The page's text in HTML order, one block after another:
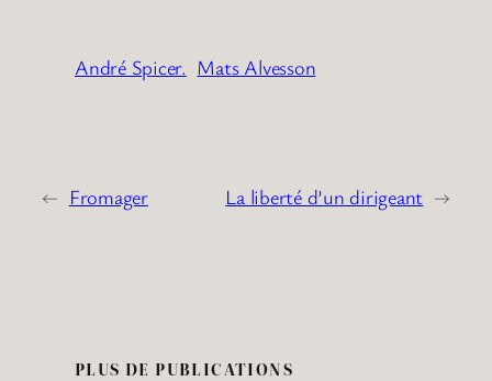
André Spicer. Mats Alvesson
← Fromager La liberté d’un dirigeant →
PLUS DE PUBLICATIONS